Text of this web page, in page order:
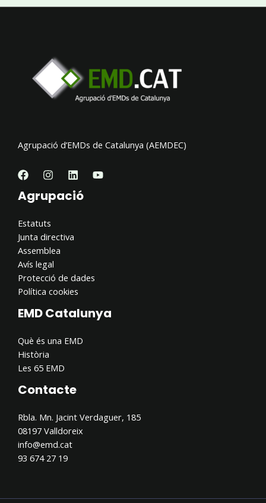
Agrupació d’EMDs de Catalunya (AEMDEC)
Agrupació
Estatuts
Junta directiva
Assemblea
Avís legal
Protecció de dades
Política cookies
EMD Catalunya
Què és una EMD
Història
Les 65 EMD
Contacte
Rbla. Mn. Jacint Verdaguer, 185
08197 Valldoreix
info@emd.cat
93 674 27 19